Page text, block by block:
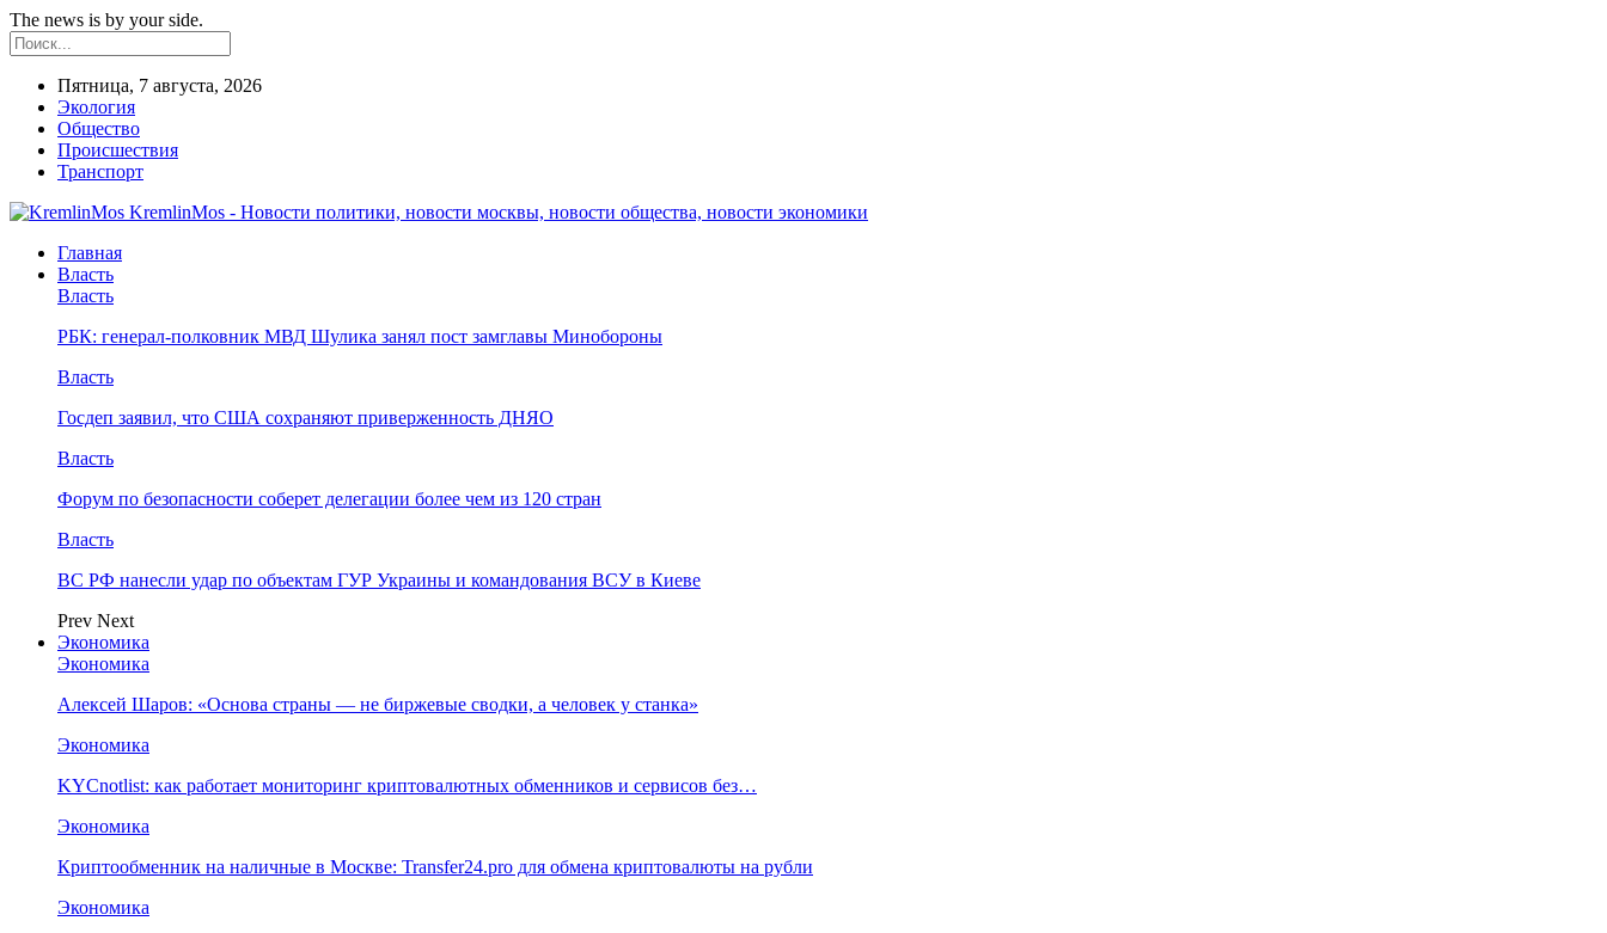
The news is by your side.
Пятница, 7 августа, 2026
Экология
Общество
Происшествия
Транспорт
KremlinMos - Новости политики, новости москвы, новости общества, новости экономики
Главная
Власть
Власть
РБК: генерал-полковник МВД Шулика занял пост замглавы Минобороны
Власть
Госдеп заявил, что США сохраняют приверженность ДНЯО
Власть
Форум по безопасности соберет делегации более чем из 120 стран
Власть
ВС РФ нанесли удар по объектам ГУР Украины и командования ВСУ в Киеве
Prev Next
Экономика
Экономика
Алексей Шаров: «Основа страны — не биржевые сводки, а человек у станка»
Экономика
KYCnotlist: как работает мониторинг криптовалютных обменников и сервисов без…
Экономика
Криптообменник на наличные в Москве: Transfer24.pro для обмена криптовалюты на рубли
Экономика